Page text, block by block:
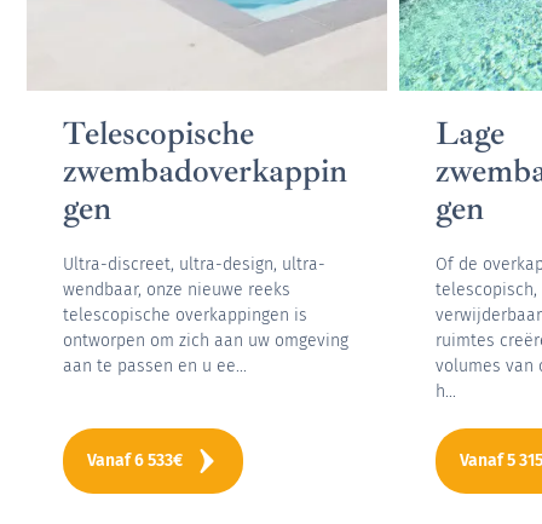
Telescopische
zwembadoverkappin
gen
Ultra-discreet, ultra-design, ultra-
wendbaar, onze nieuwe reeks
telescopische overkappingen is
ontworpen om zich aan uw omgeving
aan te passen en u ee...
Vanaf6 533€
Lage
gen
Of de
ruimtes
volumes van
h...
Vanaf5